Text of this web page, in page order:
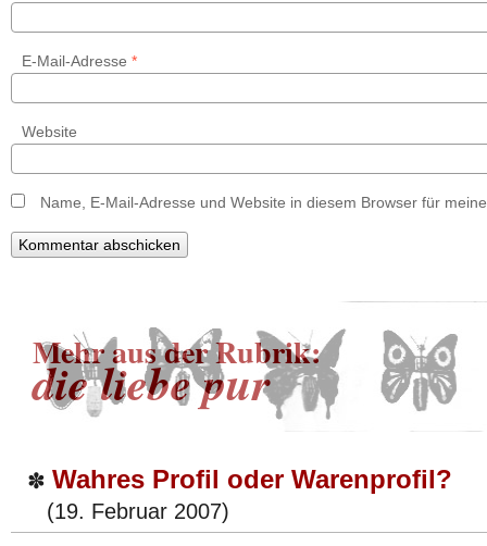
E-Mail-Adresse *
Website
Name, E-Mail-Adresse und Website in diesem Browser für
Mehr aus der Rubrik:
die liebe pur
✽ Wahres Profil oder Warenprofil?
(19. Februar 2007)